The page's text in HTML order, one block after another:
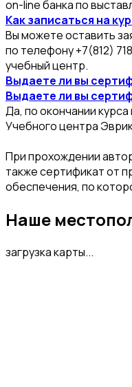
on-line банка по
Как записаться на
Вы можете оставить
по телефону +7(812)
учебный центр.
Выдаете ли вы
Выдаете ли вы
Да, по окончании
Учебного центра
При прохождении
также сертификат от
обеспечения, по
Наше
загрузка карты...